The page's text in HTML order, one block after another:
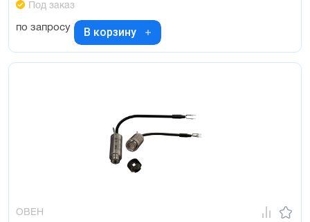
Под заказ
по запросу В корзину
ОВЕН